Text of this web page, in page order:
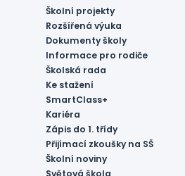
Školní projekty
Rozšířená výuka
Dokumenty školy
Informace pro rodiče
Školská rada
Ke stažení
SmartClass+
Kariéra
Zápis do 1. třídy
Přijímací zkoušky na SŠ
Školní noviny